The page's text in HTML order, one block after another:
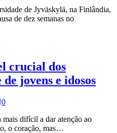
de Jyväskylä, na Finlândia,
de dez semanas no
crucial dos
jovens e idosos
0
difícil a dar atenção ao
o coração, mas…